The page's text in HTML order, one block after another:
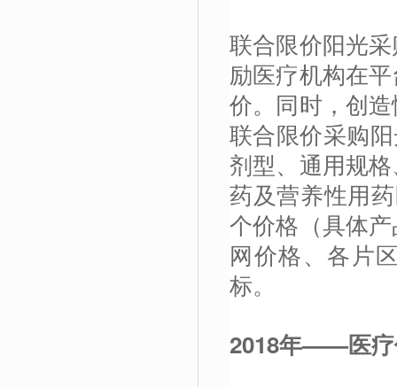
联合限价阳光
励医疗机构在
价。同时，创
联合限价采购
剂型、通用规
药及营养性用
个价格（具体
网价格、各片
标。
2018年——医疗